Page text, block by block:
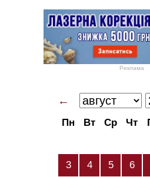
Реклама
←
Пн Вт Ср Чт
3 4 5 6